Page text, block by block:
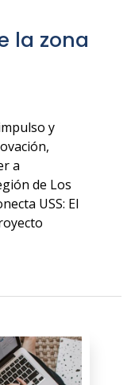
la zona
y
a
de Los
USS: El